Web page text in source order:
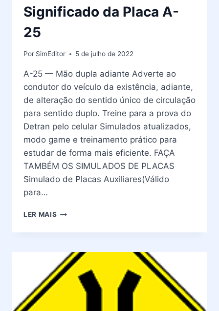
Significado da Placa A-
25
Por SimEditor 5 de julho de 2022
A-25 — Mão dupla adiante Adverte ao
condutor do veículo da existência, adiante,
de alteração do sentido único de circulação
para sentido duplo. Treine para a prova do
Detran pelo celular Simulados atualizados,
modo game e treinamento prático para
estudar de forma mais eficiente. FAÇA
TAMBÉM OS SIMULADOS DE PLACAS
Simulado de Placas Auxiliares(Válido
para…
LER MAIS PLACAS
TRÂNSITO
SIGNIFICADO
DA
PLACA
A-